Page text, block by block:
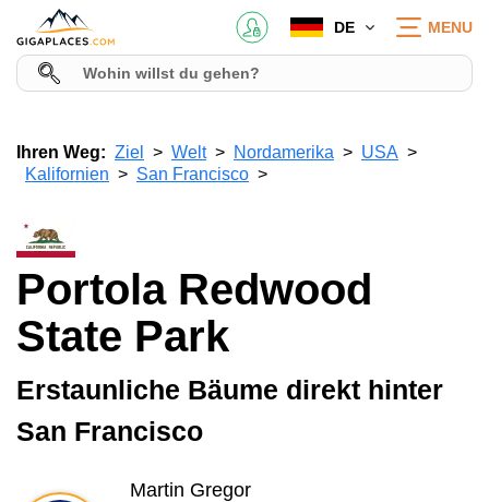
DE MENU
Ihren Weg: Ziel Welt Nordamerika
USA
Kalifornien
San Francisco
Portola Redwood
State Park
Erstaunliche Bäume direkt hinter
San Francisco
Martin Gregor